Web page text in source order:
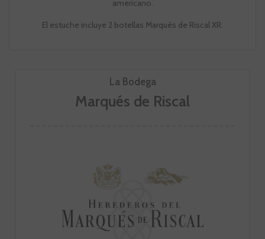
La Bodega
Marqués de Riscal
americano.
El estuche incluye 2 botellas Marqués de Riscal XR.